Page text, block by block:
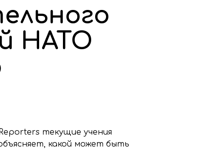
НАТО
текущие учения
какой может быть